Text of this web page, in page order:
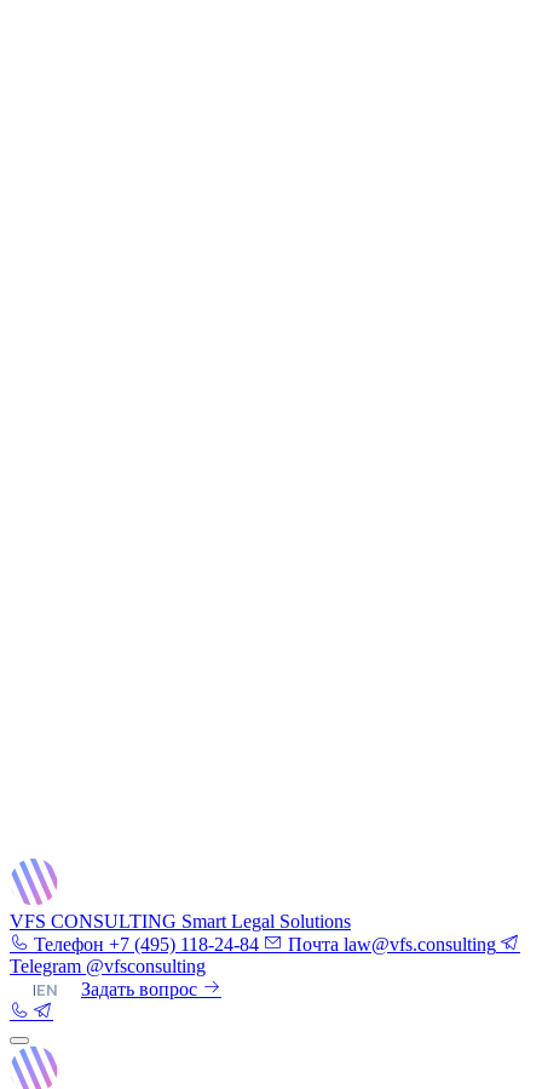
VFS CONSULTING Smart Legal Solutions
Телефон +7 (495) 118-24-84 Почта law@vfs.consulting
Telegram @vfsconsulting
|EN Задать вопрос